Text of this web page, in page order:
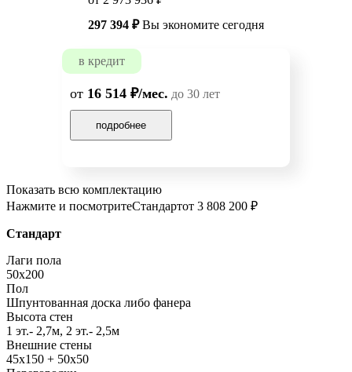
297 394 ₽Вы экономите сегодня
в кредит
от 16 514 ₽/мес. до 30 лет
подробнее
Показать всю комплектацию
Нажмите и посмотритеСтандартот 3 808 200 ₽
Стандарт
Лаги пола
50x200
Пол
Шпунтованная доска либо фанера
Высота стен
1 эт.- 2,7м, 2 эт.- 2,5м
Внешние стены
45х150 + 50х50